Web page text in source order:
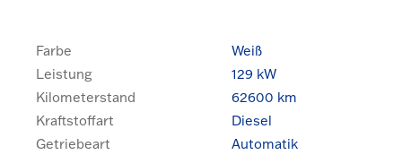
Farbe
Weiß
Leistung
129 kW
Kilometerstand
62600 km
Kraftstoffart
Diesel
Getriebeart
Automatik